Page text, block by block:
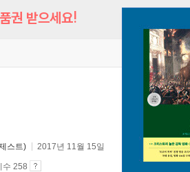
권 받으세요!
스트) 2017년 11월 15일
수 258